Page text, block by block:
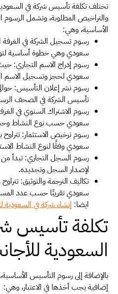
تختلف تكلفة تأسيس شركة في
والتراخيص المطلوبة، وتشمل الرسوم
الأساسية، وهي:
سعودي وهي خطوة أساسية
سعودي لحجز وتسجيل الاسم
تأسيس الشركة في الصحف
سعودي حسب نوع النشاط
سعودي وفقًا لنوع النشاط
لإصدار السجل وتجديده.
سعودي تقريبًا حسب عدد
ايضا: إنشاء شركة في السعودية
تكلفة تأسيس
السعودية
بالإضافة إلى رسوم التأسيس
إضافية يجب أخذها في الاعتبار، وهي: